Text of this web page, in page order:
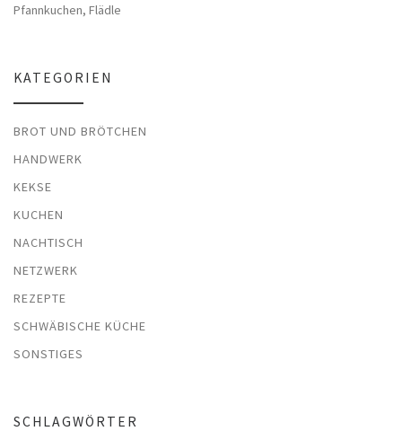
Pfannkuchen, Flädle
KATEGORIEN
BROT UND BRÖTCHEN
HANDWERK
KEKSE
KUCHEN
NACHTISCH
NETZWERK
REZEPTE
SCHWÄBISCHE KÜCHE
SONSTIGES
SCHLAGWÖRTER